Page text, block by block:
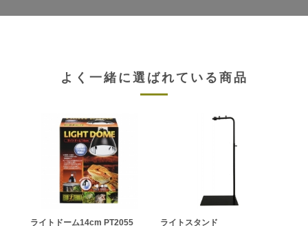
よく一緒に選ばれている商品
ライトドーム14cm PT2055 ライトスタンド